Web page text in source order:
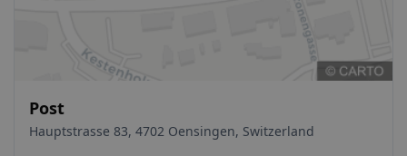
Post
Hauptstrasse 83, 4702 Oensingen, Switzerland